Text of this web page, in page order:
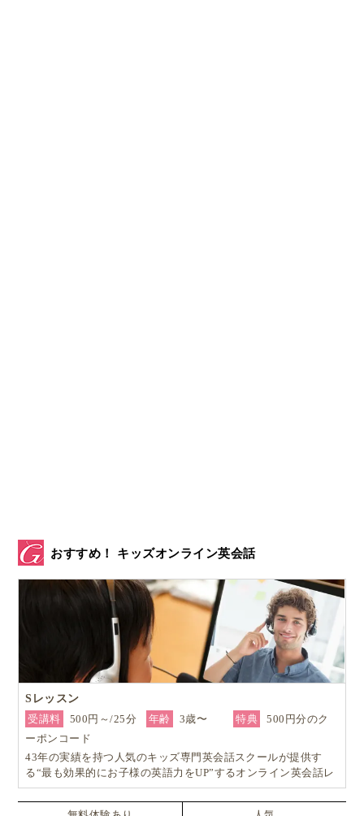
おすすめ！ キッズオンライン英会話
Sレッスン
受講料
500円～/25分 年齢 3歳〜 特典
500円分のク
ーポンコード
43年の実績を持つ人気のキッズ専門英会話スクールが提供す
る“最も効果的にお子様の英語力をUP”するオンライン英会話レ
ッスン！